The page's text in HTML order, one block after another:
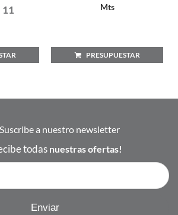
11
Mts
PRESUPUESTAR
Suscribe a nuestro newsletter
todas nuestras ofertas!